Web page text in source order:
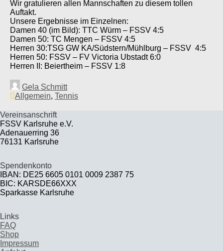
Wir gratulieren allen Mannschaften zu diesem tollen
Auftakt.
Unsere Ergebnisse im Einzelnen:
Damen 40 (im Bild): TTC Würm – FSSV 4:5
Damen 50: TC Mengen – FSSV 4:5
Herren 30:TSG GW KA/Südstern/Mühlburg – FSSV 4:5
Herren 50: FSSV – FV Victoria Ubstadt 6:0
Herren II: Beiertheim – FSSV 1:8
Gela Schmitt
Allgemein, Tennis
Vereinsanschrift
FSSV Karlsruhe e.V.
Adenauerring 36
76131 Karlsruhe
Spendenkonto
IBAN: DE25 6605 0101 0009 2387 75
BIC: KARSDE66XXX
Sparkasse Karlsruhe
Links
FAQ
Shop
Impressum